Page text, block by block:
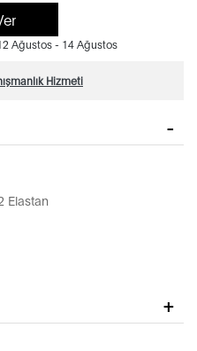
Ağustos - 14 Ağustos
Hizmeti
Elastan